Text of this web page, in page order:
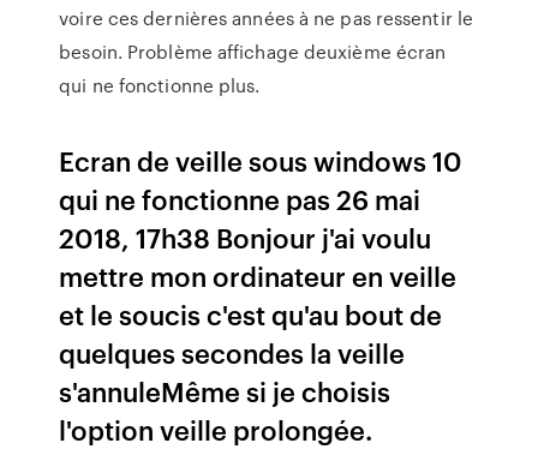
voire ces dernières années à ne pas ressentir le
besoin. Problème affichage deuxième écran
qui ne fonctionne plus.
Ecran de veille sous windows 10
qui ne fonctionne pas 26 mai
2018, 17h38 Bonjour j'ai voulu
mettre mon ordinateur en veille
et le soucis c'est qu'au bout de
quelques secondes la veille
s'annuleMême si je choisis
l'option veille prolongée.